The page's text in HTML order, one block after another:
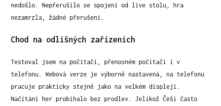
nedošlo. Nepřerušilo se spojení od live stolu, hra
nezamrzla, žádné přerušení.
Chod na odlišných zařízeních
Testoval jsem na počítači, přenosném počítači i v
telefonu. Webová verze je výborně nastavená, na telefonu
pracuje prakticky stejně jako na velkém displeji.
Načítání her probíhalo bez prodlev. Jelikož Češi často